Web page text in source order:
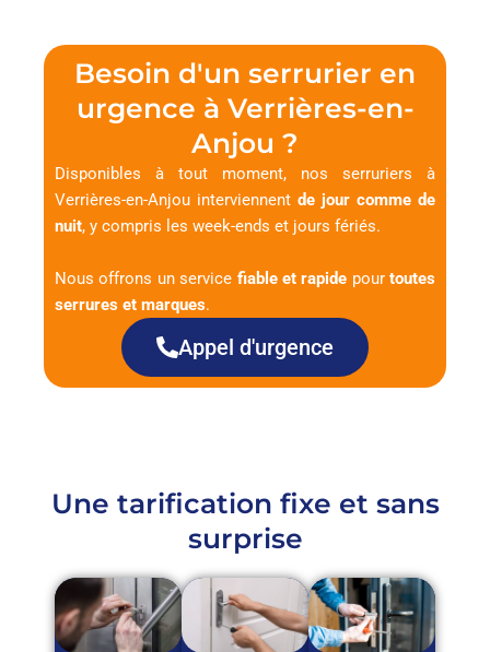
Besoin d'un serrurier en
urgence à Verrières-en-
Anjou ?
Disponibles à tout moment, nos serruriers à
Verrières-en-Anjou interviennent de jour comme de
nuit, y compris les week-ends et jours fériés.
Nous offrons un service fiable et rapide pour toutes
serrures et marques.
Appel d'urgence
Une tarification fixe et sans
surprise